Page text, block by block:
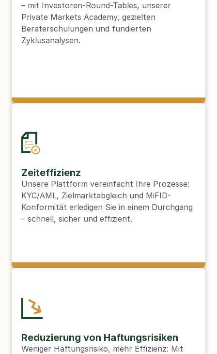
– mit Investoren-Round-Tables, unserer
Private Markets Academy, gezielten
Beraterschulungen und fundierten
Zyklusanalysen.
Zeiteffizienz
Unsere Plattform vereinfacht Ihre Prozesse:
KYC/AML, Zielmarktabgleich und MiFID-
Konformität erledigen Sie in einem Durchgang
– schnell, sicher und effizient.
Reduzierung von Haftungsrisiken
Weniger Haftungsrisiko, mehr Effizienz: Mit